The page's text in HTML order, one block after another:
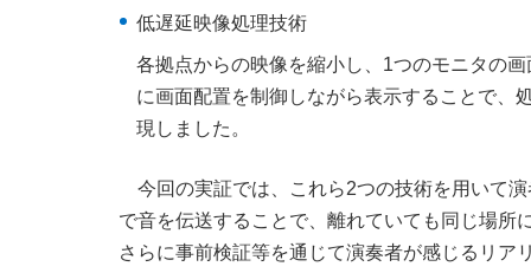
低遅延映像処理技術
各拠点からの映像を縮小し、1つのモニタの
に画面配置を制御しながら表示することで、
現しました。
今回の実証では、これら2つの技術を用いて
で音を伝送することで、離れていても同じ場所
さらに事前検証等を通じて演奏者が感じるリア